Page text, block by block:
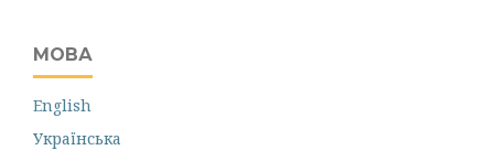
МОВА
English
Українська